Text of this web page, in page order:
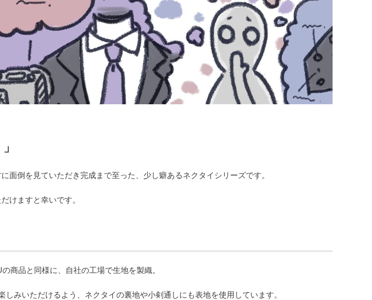
面倒を見ていただき完成まで至った、少し癖あるネクタイシリーズです。
けますと幸いです。
商品と同様に、自社の工場で生地を製織。
しみいただけるよう、ネクタイの裏地や小剣通しにも表地を使用しています。